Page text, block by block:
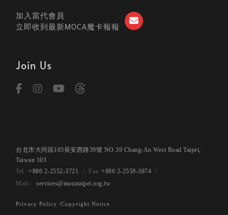
加入當代會員
立即收到最新MOCA魔卡報報
Join Us
台北市大同區103長安西路39號 NO.39 Chang-An West Road Taipei,
Taiwan 103
+886 2-2552-3721
+886 2-2559-3874
services@mocataipei.org.tw
Privacy Policy /Copyright Notice